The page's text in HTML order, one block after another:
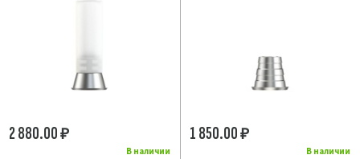
В наличии
2 880.00₽
В наличии
1 850.00₽